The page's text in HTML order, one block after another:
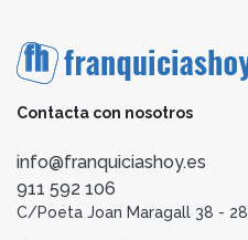
Contacta con nosotros
info@franquiciashoy.es
911 592 106
C/Poeta Joan Maragall 38 -